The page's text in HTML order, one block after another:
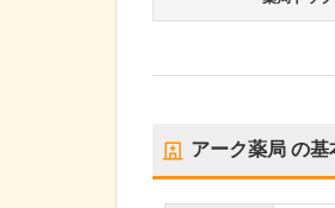
アーク薬局 の基